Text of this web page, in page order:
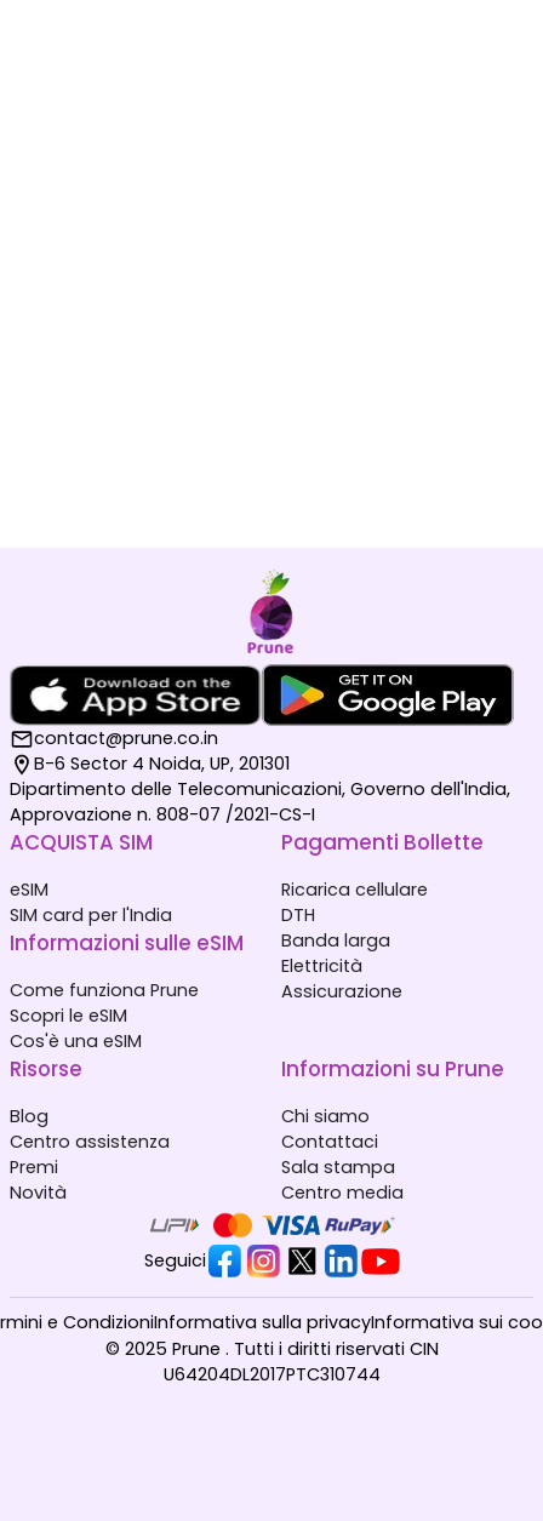
contact@prune.co.in
B-6 Sector 4 Noida, UP, 201301
Dipartimento delle Telecomunicazioni, Governo dell'India,
Approvazione n. 808-07 /2021-CS-I
ACQUISTA SIM
eSIM
SIM card per l'India
Informazioni sulle eSIM
Come funziona Prune
Scopri le eSIM
Cos'è una eSIM
Pagamenti Bollette
Ricarica cellulare
DTH
Banda larga
Elettricità
Assicurazione
Risorse
Blog
Centro assistenza
Premi
Novità
Informazioni su Prune
Chi siamo
Contattaci
Sala stampa
Centro media
Seguici
© 2025 Prune . Tutti i diritti riservati CIN
U64204DL2017PTC310744
e CondizioniInformativa sulla privacyInformativa sui